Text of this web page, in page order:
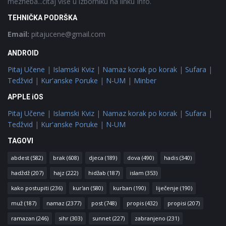
TEHNIČKA PODRŠKA
Email: pitajucene@gmail.com
ANDROID
Pitaj Učene | Islamski Kviz | Namaz korak po korak | Sufara |
Tedžvid | Kur'anske Poruke | N-UM | Minber
APPLE iOS
Pitaj Učene | Islamski Kviz | Namaz korak po korak | Sufara |
Tedžvid | Kur'anske Poruke | N-UM
TAGOVI
abdest (582) brak (608) djeca (189) dova (490) hadis (340)
hadždž (207) hajz (222) hidžab (187) islam (353)
kako postupiti (236) kur'an (580) kurban (190) liječenje (190)
muž (187) namaz (2377) post (748) propis (432) propisi (207)
ramazan (246) sihr (303) sunnet (227) zabranjeno (231)